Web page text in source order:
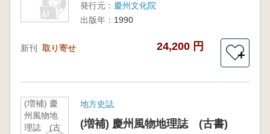
発行元： 慶州文化院
出版年： 1990
新刊 取り寄せ 24,200 円
＋
(増補) 慶
州風物地
理誌 (古
地方史誌
(増補) 慶州風物地理誌 (古書)